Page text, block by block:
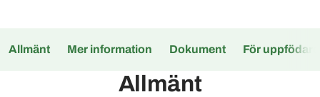
Allmänt Mer information Dokument För uppfödare
Allmänt